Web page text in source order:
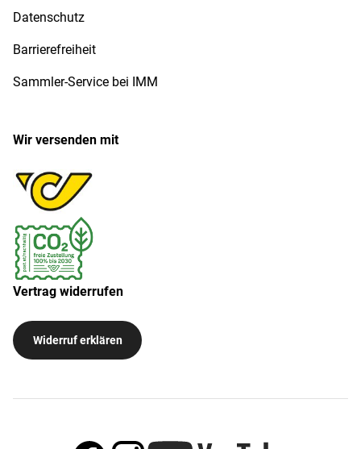
Datenschutz
Barrierefreiheit
Sammler-Service bei IMM
Wir versenden mit
Vertrag widerrufen
Widerruf erklären